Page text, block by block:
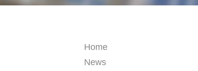
Home
News